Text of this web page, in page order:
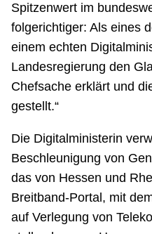
Spitzenwert im
folgerichtiger: Als eines
einem echten
Landesregierung den
Chefsache erklärt und
gestellt.“
Die Digitalministerin
Beschleunigung von
das von Hessen und
Breitband-Portal, mit
auf Verlegung von